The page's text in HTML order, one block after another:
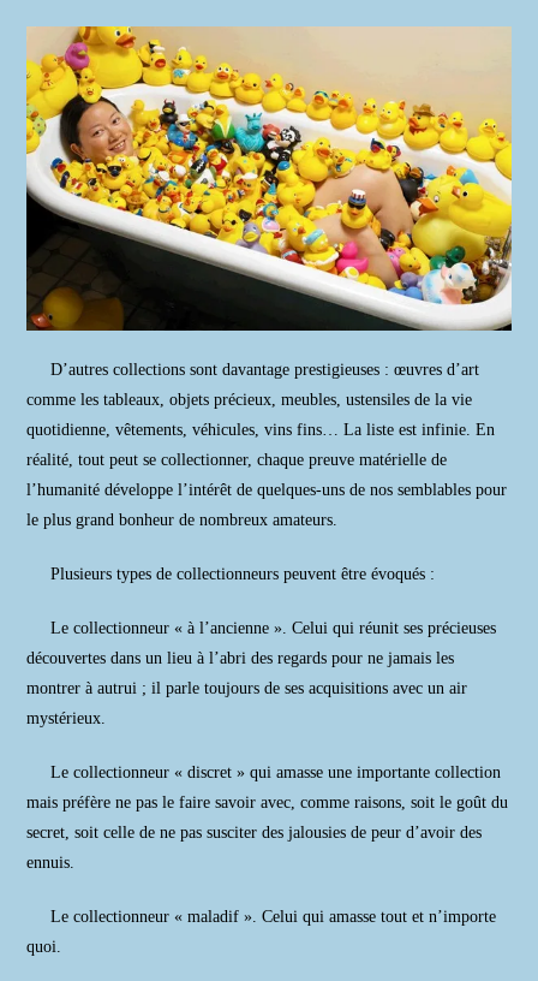
D’autres collections sont davantage prestigieuses : œuvres d’art
comme les tableaux, objets précieux, meubles, ustensiles de la vie
quotidienne, vêtements, véhicules, vins fins… La liste est infinie. En
réalité, tout peut se collectionner, chaque preuve matérielle de
l’humanité développe l’intérêt de quelques-uns de nos semblables pour
le plus grand bonheur de nombreux amateurs.
Plusieurs types de collectionneurs peuvent être évoqués :
Le collectionneur « à l’ancienne ». Celui qui réunit ses précieuses
découvertes dans un lieu à l’abri des regards pour ne jamais les
montrer à autrui ; il parle toujours de ses acquisitions avec un air
mystérieux.
Le collectionneur « discret » qui amasse une importante collection
mais préfère ne pas le faire savoir avec, comme raisons, soit le goût du
secret, soit celle de ne pas susciter des jalousies de peur d’avoir des
ennuis.
Le collectionneur « maladif ». Celui qui amasse tout et n’importe
quoi.